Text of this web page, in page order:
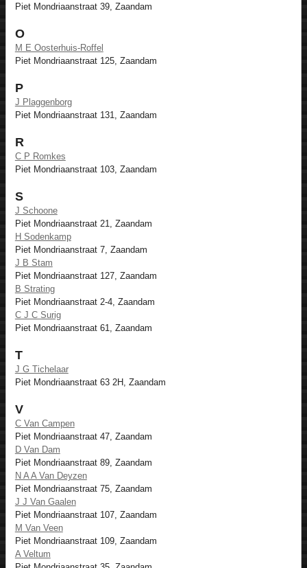
Piet Mondriaanstraat 39, Zaandam
O
M E Oosterhuis-Roffel
Piet Mondriaanstraat 125, Zaandam
P
J Plaggenborg
Piet Mondriaanstraat 131, Zaandam
R
C P Romkes
Piet Mondriaanstraat 103, Zaandam
S
J Schoone
Piet Mondriaanstraat 21, Zaandam
H Sodenkamp
Piet Mondriaanstraat 7, Zaandam
J B Stam
Piet Mondriaanstraat 127, Zaandam
B Strating
Piet Mondriaanstraat 2-4, Zaandam
C J C Surig
Piet Mondriaanstraat 61, Zaandam
T
J G Tichelaar
Piet Mondriaanstraat 63 2H, Zaandam
V
C Van Campen
Piet Mondriaanstraat 47, Zaandam
D Van Dam
Piet Mondriaanstraat 89, Zaandam
N A A Van Deyzen
Piet Mondriaanstraat 75, Zaandam
J J Van Gaalen
Piet Mondriaanstraat 107, Zaandam
M Van Veen
Piet Mondriaanstraat 109, Zaandam
A Veltum